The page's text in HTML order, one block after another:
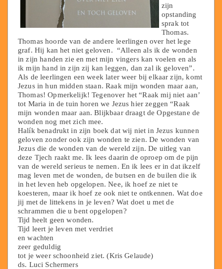
zijn
opstanding
sprak tot
Thomas.
Thomas hoorde van de andere leerlingen over het lege
graf. Hij kan het niet geloven. “Alleen als ik de wonden
in zijn handen zie en met mijn vingers kan voelen en als
ik mijn hand in zijn zij kan leggen, dan zal ik geloven”.
Als de leerlingen een week later weer bij elkaar zijn, komt
Jezus in hun midden staan. Raak mijn wonden maar aan,
Thomas! Opmerkelijk! Tegenover het “Raak mij niet aan’
tot Maria in de tuin horen we Jezus hier zeggen “Raak
mijn wonden maar aan. Blijkbaar draagt de Opgestane de
wonden nog met zich mee.
Halík benadrukt in zijn boek dat wij niet in Jezus kunnen
geloven zonder ook zijn wonden te zien. De wonden van
Jezus die de wonden van de wereld zijn. De uitleg van
deze Tjech raakt me. Ik lees daarin de oproep om de pijn
van de wereld serieus te nemen. En ik lees er in dat ikzelf
mag leven met de wonden, de butsen en de builen die ik
in het leven heb opgelopen. Nee, ik hoef ze niet te
koesteren, maar ik hoef ze ook niet te ontkennen. Wat doe
jij met de littekens in je leven? Wat doet u met de
schrammen die u bent opgelopen?
Tijd heelt geen wonden.
Tijd leert je leven met verdriet
en wachten
zeer geduldig
tot je weer schoonheid ziet. (Kris Gelaude)
ds. Luci Schermers